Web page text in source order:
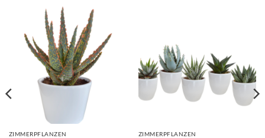
ZIMMERPFLANZEN ZIMMERPFLANZEN